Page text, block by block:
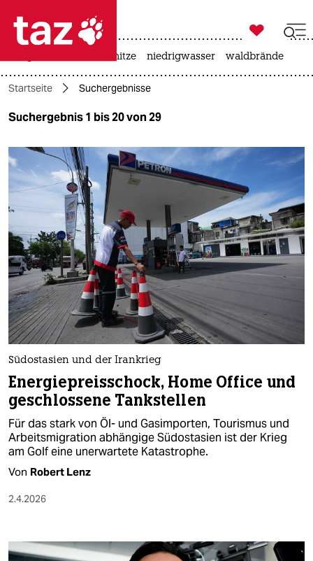
 taz zahl ich
taz zahl ich
themen
politik
öko
gesellschaft
kultur
sport
berlin
nord
wahrheit
verlag
verlag
shop
unterstützen

taz zahl ich
hitze niedrigwasser waldbrände
Startseite Suchergebnisse
Suchergebnis 1 bis 20 von 29
Südostasien und der Irankrieg
Energiepreisschock, Home Office und
geschlossene Tankstellen
Für das stark von Öl- und Gasimporten, Tourismus und
Arbeitsmigration abhängige Südostasien ist der Krieg
am Golf eine unerwartete Katastrophe.
Von Robert Lenz
2.4.2026